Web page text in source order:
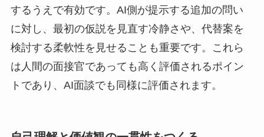
するうえで有効です。AI側が提示する追加の問い
に対し、最初の仮説を見直す冷静さや、代替案を
検討する柔軟性を見せることも重要です。これら
は人間の面接官であっても高く評価されるポイン
トであり、AI面談でも同様に評価されます。